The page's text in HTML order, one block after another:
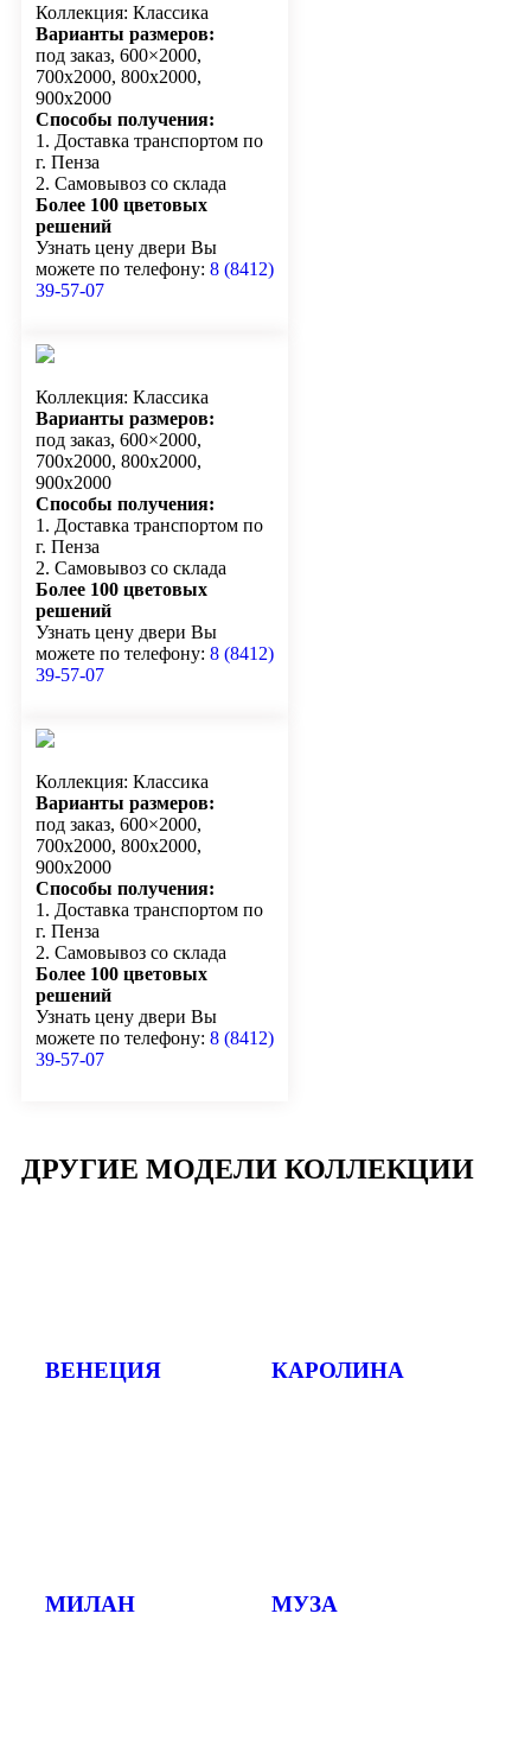
Коллекция: Классика
Варианты размеров:
под заказ, 600×2000,
700х2000, 800х2000,
900х2000
Способы получения:
1. Доставка транспортом по
г. Пенза
2. Самовывоз со склада
Более 100 цветовых
решений
Узнать цену двери Вы
можете по телефону: 8 (8412)
39-57-07
Коллекция: Классика
Варианты размеров:
под заказ, 600×2000,
700х2000, 800х2000,
900х2000
Способы получения:
1. Доставка транспортом по
г. Пенза
2. Самовывоз со склада
Более 100 цветовых
решений
Узнать цену двери Вы
можете по телефону: 8 (8412)
39-57-07
Коллекция: Классика
Варианты размеров:
под заказ, 600×2000,
700х2000, 800х2000,
900х2000
Способы получения:
1. Доставка транспортом по
г. Пенза
2. Самовывоз со склада
Более 100 цветовых
решений
Узнать цену двери Вы
можете по телефону: 8 (8412)
39-57-07
ДРУГИЕ МОДЕЛИ КОЛЛЕКЦИИ
ВЕНЕЦИЯ КАРОЛИНА
МИЛАН МУЗА